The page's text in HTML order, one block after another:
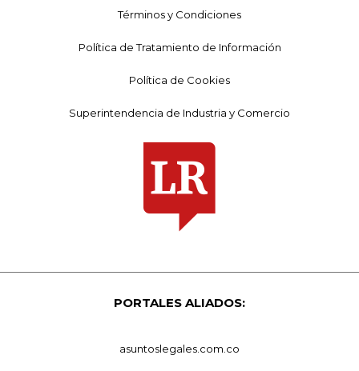
Términos y Condiciones
Política de Tratamiento de Información
Política de Cookies
Superintendencia de Industria y Comercio
PORTALES ALIADOS:
asuntoslegales.com.co